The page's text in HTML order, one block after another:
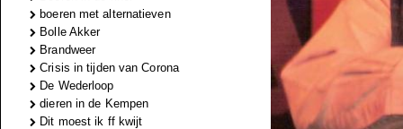
boeren met alternatieven
Bolle Akker
Brandweer
Crisis in tijden van Corona
De Wederloop
dieren in de Kempen
Dit moest ik ff kwijt